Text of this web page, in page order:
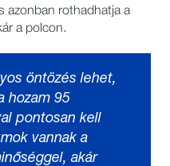
azonban rothadhatja a
a polcon.
öntözés lehet,
hozam 95
pontosan kell
vannak a
akár